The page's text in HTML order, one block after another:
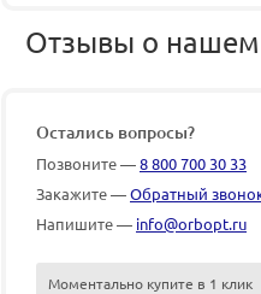
Отзывы о нашем
Остались вопросы?
Позвоните —8 800 700 30 33
Закажите —Обратный
Напишите — info@orbopt.ru
Моментально купите в 1 клик